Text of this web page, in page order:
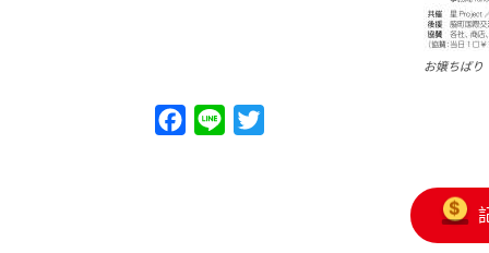
お嬢ちばり
Facebook
Line